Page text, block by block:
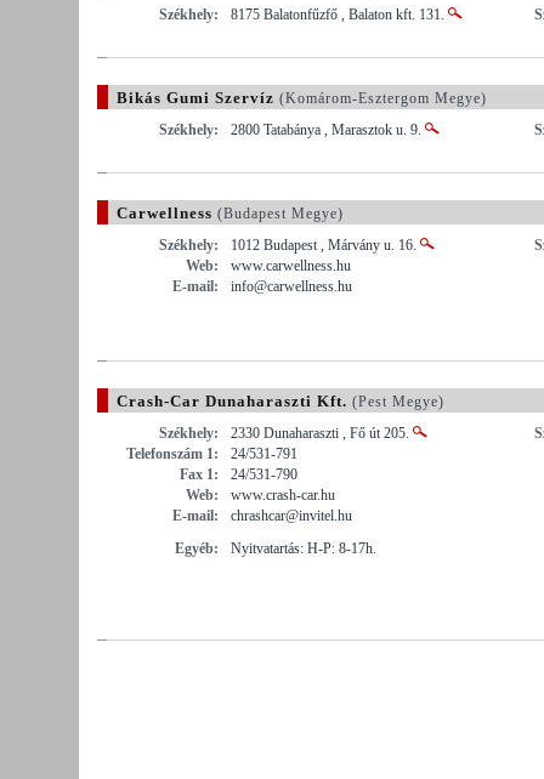
Székhely:
8175 Balatonfűzfő , Balaton kft. 131.
Bikás Gumi Szervíz (Komárom-Esztergom Megye)
Székhely:
2800 Tatabánya , Marasztok u. 9.
Carwellness (Budapest Megye)
Székhely:
1012 Budapest , Márvány u. 16.
Web:
www.carwellness.hu
E-mail:
info@carwellness.hu
Crash-Car Dunaharaszti Kft. (Pest Megye)
Székhely:
2330 Dunaharaszti , Fő út 205.
Telefonszám 1:
24/531-791
Fax 1:
24/531-790
Web:
www.crash-car.hu
E-mail:
chrashcar@invitel.hu
Egyéb:
Nyitvatartás: H-P: 8-17h.